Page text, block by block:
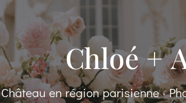
Chloé +
Château en région parisienne ·